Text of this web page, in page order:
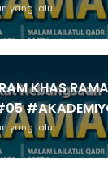
yang lalu
KHAS
yang lalu